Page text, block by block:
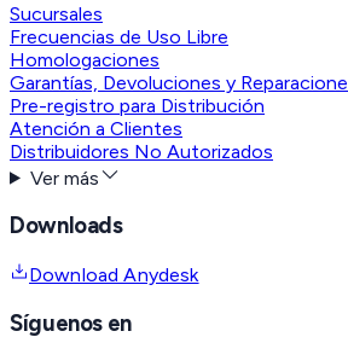
Sucursales
Frecuencias de Uso Libre
Homologaciones
Garantías, Devoluciones y
Pre-registro para Distribución
Atención a Clientes
Distribuidores No Autorizados
Ver más
Downloads
Download Anydesk
Síguenos en